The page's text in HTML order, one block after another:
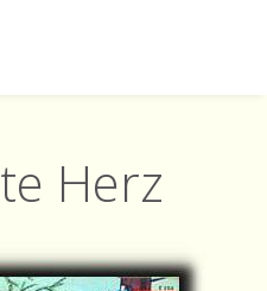
Herz